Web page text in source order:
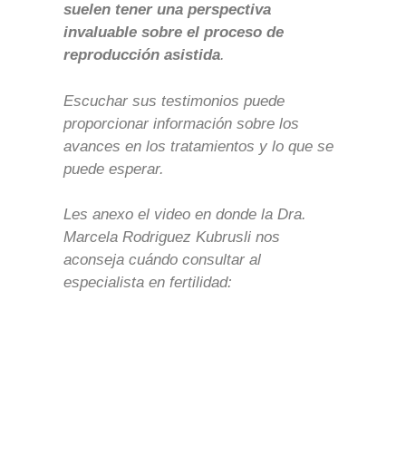
suelen tener una perspectiva
invaluable sobre el proceso de
reproducción asistida.
Escuchar sus testimonios puede
proporcionar información sobre los
avances en los tratamientos y lo que se
puede esperar.
Les anexo el video en donde la Dra.
Marcela Rodriguez Kubrusli nos
aconseja cuándo consultar al
especialista en fertilidad: